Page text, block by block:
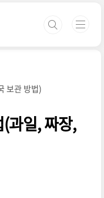
보관 방법)
과일, 짜장,